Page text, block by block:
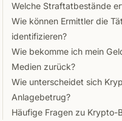
Welche Straftatbestände
Wie können Ermittler die
identifizieren?
Wie bekomme ich mein
Medien zurück?
Wie unterscheidet sich
Anlagebetrug?
Häufige Fragen zu Krypto-